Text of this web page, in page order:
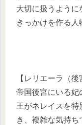
大切に扱うように
きっかけを作る人
【レリエーラ（後
帝国後宮にいる妃
王がネレイスを
き、複雑な気持ち